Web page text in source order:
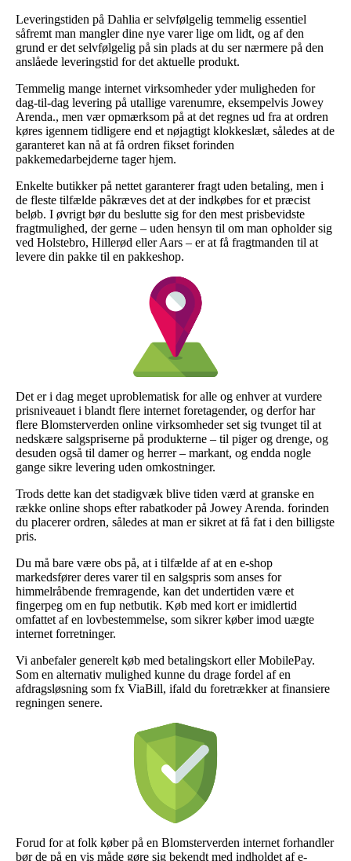
Leveringstiden på Dahlia er selvfølgelig temmelig essentiel
såfremt man mangler dine nye varer lige om lidt, og af den
grund er det selvfølgelig på sin plads at du ser nærmere på den
anslåede leveringstid for det aktuelle produkt.
Temmelig mange internet virksomheder yder muligheden for
dag-til-dag levering på utallige varenumre, eksempelvis Jowey
Arenda., men vær opmærksom på at det regnes ud fra at ordren
køres igennem tidligere end et nøjagtigt klokkeslæt, således at de
garanteret kan nå at få ordren fikset forinden
pakkemedarbejderne tager hjem.
Enkelte butikker på nettet garanterer fragt uden betaling, men i
de fleste tilfælde påkræves det at der indkøbes for et præcist
beløb. I øvrigt bør du beslutte sig for den mest prisbevidste
fragtmulighed, der gerne – uden hensyn til om man opholder sig
ved Holstebro, Hillerød eller Aars – er at få fragtmanden til at
levere din pakke til en pakkeshop.
Det er i dag meget uproblematisk for alle og enhver at vurdere
prisniveauet i blandt flere internet foretagender, og derfor har
flere Blomsterverden online virksomheder set sig tvunget til at
nedskære salgspriserne på produkterne – til piger og drenge, og
desuden også til damer og herrer – markant, og endda nogle
gange sikre levering uden omkostninger.
Trods dette kan det stadigvæk blive tiden værd at granske en
række online shops efter rabatkoder på Jowey Arenda. forinden
du placerer ordren, således at man er sikret at få fat i den billigste
pris.
Du må bare være obs på, at i tilfælde af at en e-shop
markedsfører deres varer til en salgspris som anses for
himmelråbende fremragende, kan det undertiden være et
fingerpeg om en fup netbutik. Køb med kort er imidlertid
omfattet af en lovbestemmelse, som sikrer køber imod uægte
internet forretninger.
Vi anbefaler generelt køb med betalingskort eller MobilePay.
Som en alternativ mulighed kunne du drage fordel af en
afdragsløsning som fx ViaBill, ifald du foretrækker at finansiere
regningen senere.
Forud for at folk køber på en Blomsterverden internet forhandler
bør de på en vis måde gøre sig bekendt med indholdet af e-